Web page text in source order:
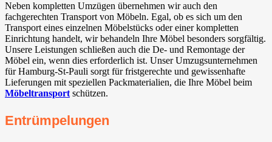
Neben kompletten Umzügen übernehmen wir auch den
fachgerechten Transport von Möbeln. Egal, ob es sich um den
Transport eines einzelnen Möbelstücks oder einer kompletten
Einrichtung handelt, wir behandeln Ihre Möbel besonders sorgfältig.
Unsere Leistungen schließen auch die De- und Remontage der
Möbel ein, wenn dies erforderlich ist. Unser Umzugsunternehmen
für Hamburg-St-Pauli sorgt für fristgerechte und gewissenhafte
Lieferungen mit speziellen Packmaterialien, die Ihre Möbel beim
Möbeltransportschützen.
Entrümpelungen